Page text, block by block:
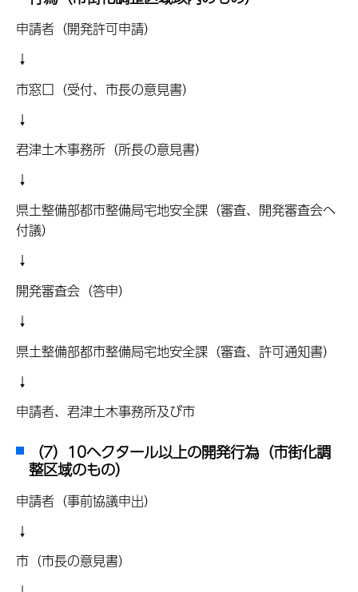
申請者（開発許可申請）
↓
市窓口（受付、市長の意見書）
↓
君津土木事務所（所長の意見書）
↓
県土整備部都市整備局宅地安全課（審査、開発審査会へ
付議）
↓
開発審査会（答申）
↓
県土整備部都市整備局宅地安全課（審査、許可通知書）
↓
申請者、君津土木事務所及び市
（7）10ヘクタール以上の開発行為（市街化調
整区域のもの）
申請者（事前協議申出）
↓
市（市長の意見書）